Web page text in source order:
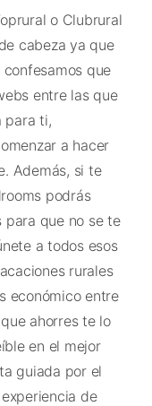
o Clubrural
cabeza ya que
que
entre las que
para ti,
a hacer
Además, si te
podrás
para que no se te
a todos esos
rurales
económico entre
ahorres te lo
en el mejor
guiada por el
de